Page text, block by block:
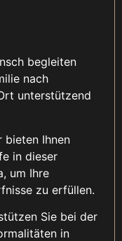
begleiten
nach
unterstützend
bieten Ihnen
in dieser
um Ihre
zu erfüllen.
Sie bei der
in